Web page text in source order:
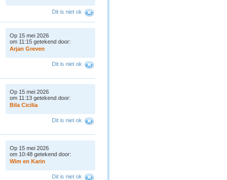
Dit is niet ok
Op 15 mei 2026
om 11:15 getekend door:
Arjan Greven
Dit is niet ok
Op 15 mei 2026
om 11:13 getekend door:
Bila Cicilia
Dit is niet ok
Op 15 mei 2026
om 10:48 getekend door:
Wim en Karin
Dit is niet ok